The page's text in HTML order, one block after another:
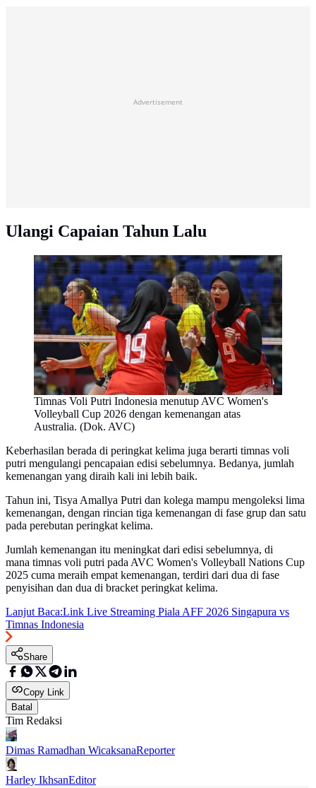
Advertisement
Ulangi Capaian Tahun Lalu
Timnas Voli Putri Indonesia menutup AVC Women's
Volleyball Cup 2026 dengan kemenangan atas
Australia. (Dok. AVC)
Keberhasilan berada di peringkat kelima juga berarti timnas voli
putri mengulangi pencapaian edisi sebelumnya. Bedanya, jumlah
kemenangan yang diraih kali ini lebih baik.
Tahun ini, Tisya Amallya Putri dan kolega mampu mengoleksi lima
kemenangan, dengan rincian tiga kemenangan di fase grup dan satu
pada perebutan peringkat kelima.
Jumlah kemenangan itu meningkat dari edisi sebelumnya, di
mana timnas voli putri pada AVC Women's Volleyball Nations Cup
2025 cuma meraih empat kemenangan, terdiri dari dua di fase
penyisihan dan dua di bracket peringkat kelima.
Lanjut Baca:Link Live Streaming Piala AFF 2026 Singapura vs
Timnas Indonesia
Share
Copy Link
Batal
Tim Redaksi
Dimas Ramadhan WicaksanaReporter
Harley IkhsanEditor